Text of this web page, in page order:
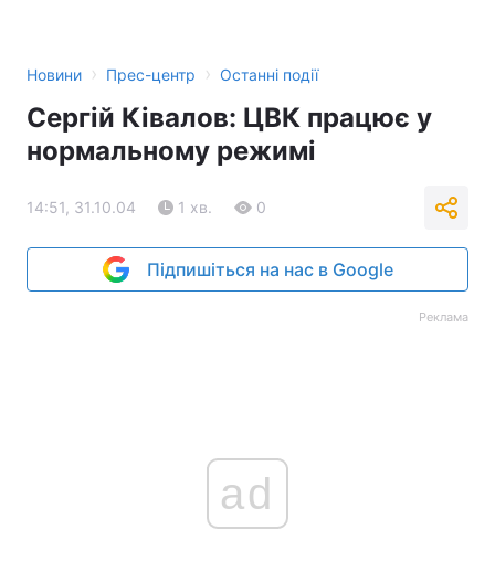
Новини › Прес-центр › Останні події
Cергій Ківалов: ЦВК працює у
нормальному режимі
14:51, 31.10.04 1 хв. 0
Підпишіться на нас в Google
Реклама
ad